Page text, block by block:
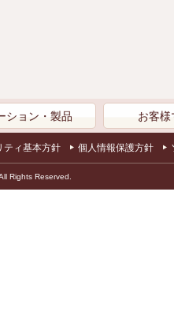
ション・製品 お客様
ティ基本方針 個人情報保護方針
Rights Reserved.